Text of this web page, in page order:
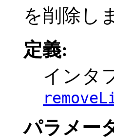
を削除し
定義:
インタ
パラメー